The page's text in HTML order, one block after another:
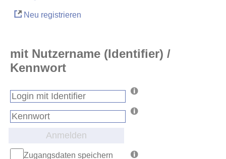
Neu registrieren
mit Nutzername (Identifier) /
Kennwort
Anmelden
Zugangsdaten speichern